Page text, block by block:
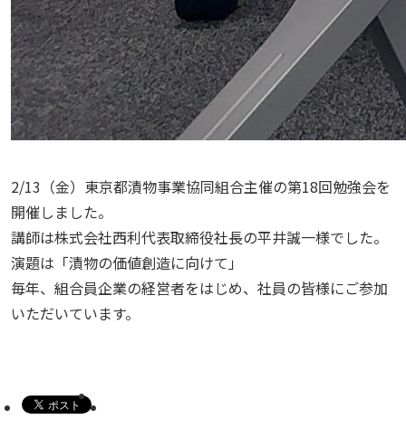
2/13（金）東京都漬物事業協同組合主催の第18回勉強会を
開催しました。
講師は株式会社西利代表取締役社長の平井誠一様でした。
演題は「漬物の価値創造に向けて」
毎年、組合員企業の経営者をはじめ、社員の皆様にご参加
いただいています。